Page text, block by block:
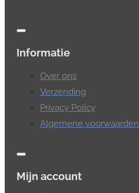
Informatie
Over ons
Verzending
Privacy Policy
Algemene voorwaarden
Mijn account